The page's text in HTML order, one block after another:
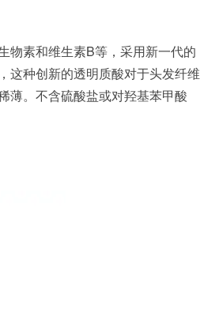
物素和维生素B等，采用新一代的
这种创新的透明质酸对于头发纤维
薄。不含硫酸盐或对羟基苯甲酸